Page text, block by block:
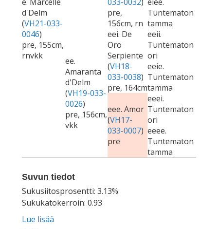
d'Delm
(VH21-033-
0046)
pre, 155cm,
rnvkk
pre,
156cm, rn
Tuntematon
tamma
ee.
Amaranta
d'Delm
(VH19-033-
0026)
pre, 156cm,
vkk
eei. De
Oro
Serpiente
(VH18-
033-0038)
pre, 164cm
eeii.
Tuntematon
ori
eeie.
Tuntematon
tamma
eee. Amor
(VH17-
033-0007)
pre
eeei.
Tuntematon
ori
eeee.
Tuntematon
tamma
Suvun tiedot
Sukusiitosprosentti: 3.13%
Sukukatokerroin: 0.93
Lue lisää